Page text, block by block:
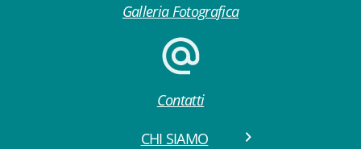
Galleria Fotografica
Contatti
CHI SIAMO